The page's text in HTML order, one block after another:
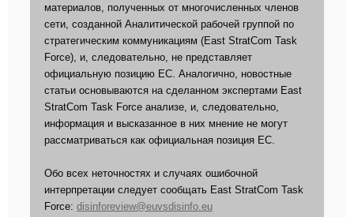
материалов, полученных от многочисленных членов
сети, созданной Аналитической рабочей группой по
стратегическим коммуникациям (East StratCom Task
Force), и, следовательно, не представляет
официальную позицию ЕС. Аналогично, новостные
статьи основываются на сделанном экспертами East
StratCom Task Force анализе, и, следовательно,
информация и высказанное в них мнение не могут
рассматриваться как официальная позиция ЕС.
Обо всех неточностях и случаях ошибочной
интерпретации следует сообщать East StratCom Task
Force: disinforeview@euvsdisinfo.eu